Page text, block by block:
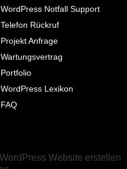
WordPress Notfall Support
Telefon Rückruf
Projekt Anfrage
Wartungsvertrag
Portfolio
WordPress Lexikon
FAQ